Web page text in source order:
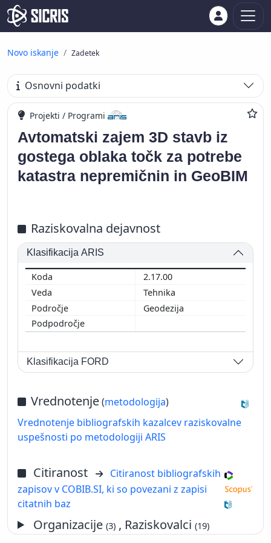
Novo iskanje Zadetek
Osnovni podatki
Projekti / Programi
Avtomatski zajem 3D stavb iz
gostega oblaka točk za potrebe
katastra nepremičnin in GeoBIM
Raziskovalna dejavnost
Klasifikacija ARIS
2.17.00
Tehnika
Geodezija
Klasifikacija FORD
Vrednotenje(metodologija)
Vrednotenje bibliografskih kazalcev raziskovalne
uspešnosti po metodologiji ARIS
Citiranost
Citiranost bibliografskih
zapisov v COBIB.SI, ki so povezani z zapisi
citatnih baz
Organizacije(3) , Raziskovalci(19)